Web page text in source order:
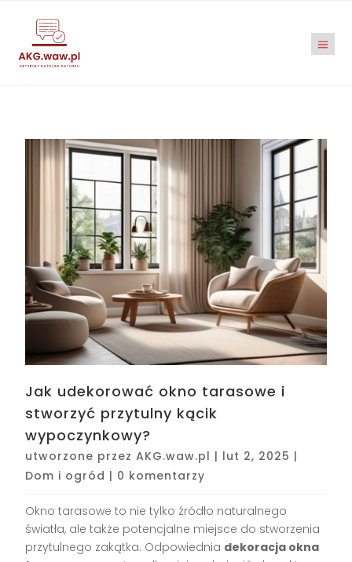
Jak udekorować okno tarasowe i
stworzyć przytulny kącik
wypoczynkowy?
utworzone przezAKG.waw.pl | lut 2, 2025 |
Dom i ogród | 0 komentarzy
Okno tarasowe to nie tylko źródło naturalnego
światła, ale także potencjalne miejsce do stworzenia
przytulnego zakątka. Odpowiednia dekoracja okna